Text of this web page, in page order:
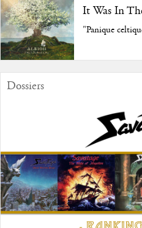
It Was In
"Panique
Dossiers